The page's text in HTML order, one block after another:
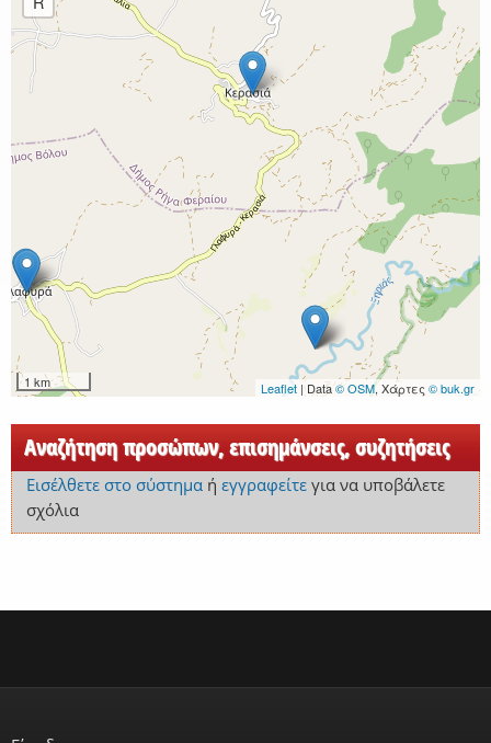
1 km Leaflet | Data© OSM, Χάρτες © buk.gr
Αναζήτηση προσώπων, επισημάνσεις, συζητήσεις
Εισέλθετε στο σύστημαή εγγραφείτεγια να υποβάλετε
σχόλια